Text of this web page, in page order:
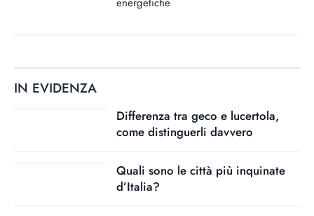
IN EVIDENZA
Differenza tra geco e lucertola,
come distinguerli davvero
Quali sono le città più inquinate
d’Italia?